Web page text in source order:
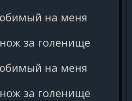
на меня
за голенище
на меня
за голенище